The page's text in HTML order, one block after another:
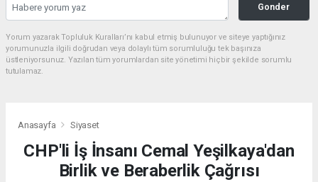
Gonder
Yorum yazarak Topluluk Kuralları’nı kabul etmiş bulunuyor ve siteye yaptığınız
yorumunuzla ilgili doğrudan veya dolaylı tüm sorumluluğu tek başınıza
üstleniyorsunuz. Yazılan tüm yorumlardan site yönetimi hiçbir şekilde sorumlu
tutulamaz.
Anasayfa Siyaset
CHP'li İş İnsanı Cemal Yeşilkaya'dan
Birlik ve Beraberlik Çağrısı